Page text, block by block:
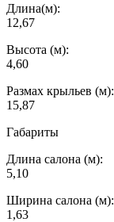
Длина(м):
12,67
Высота (м):
4,60
Размах крыльев (м):
15,87
Габариты
Длина салона (м):
5,10
Ширина салона (м):
1,63